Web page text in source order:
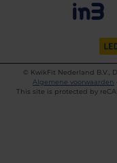
©
KwikFit Nederland B.V.,
Algemene voorwaarden
This site is protected by